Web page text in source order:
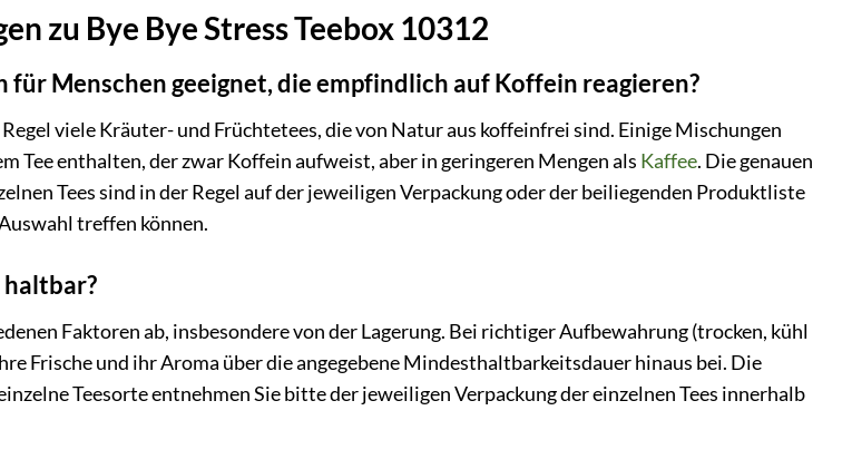
zu Bye Bye Stress Teebox 10312
für Menschen geeignet, die empfindlich auf Koffein reagieren?
viele Kräuter- und Früchtetees, die von Natur aus koffeinfrei sind. Einige Mischungen
Tee enthalten, der zwar Koffein aufweist, aber in geringeren Mengen als Kaffee. Die genauen
Tees sind in der Regel auf der jeweiligen Verpackung oder der beiliegenden Produktliste
treffen können.
haltbar?
Faktoren ab, insbesondere von der Lagerung. Bei richtiger Aufbewahrung (trocken, kühl
Frische und ihr Aroma über die angegebene Mindesthaltbarkeitsdauer hinaus bei. Die
Teesorte entnehmen Sie bitte der jeweiligen Verpackung der einzelnen Tees innerhalb